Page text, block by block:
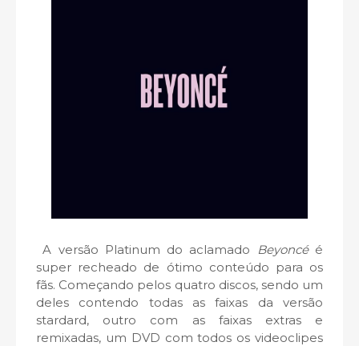
A versão Platinum do aclamado Beyoncéé
super recheado de ótimo conteúdo para os
fãs. Começando pelos quatro discos, sendo um
deles contendo todas as faixas da versão
stardard, outro com as faixas extras e
remixadas, um DVD com todos os videoclipes